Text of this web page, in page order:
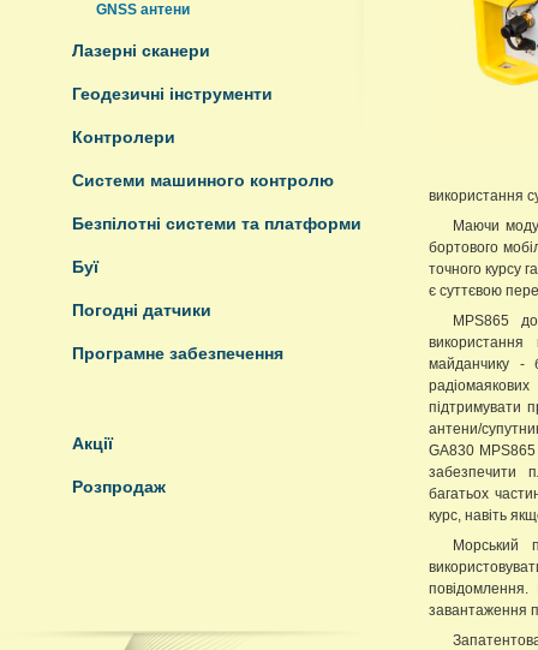
GNSS антени
Лазерні сканери
Геодезичні інструменти
Контролери
Системи машинного контролю
Безпілотні системи та платформи
Буї
Погодні датчики
Програмне забезпечення
Акції
Розпродаж
використання
Маючи
бортового
точного курсу
є суттєвою
MPS865
майданчику -
підтримувати
антени/
GA830
забезпечити
багатьох
курс, навіть
Морський
завантаження